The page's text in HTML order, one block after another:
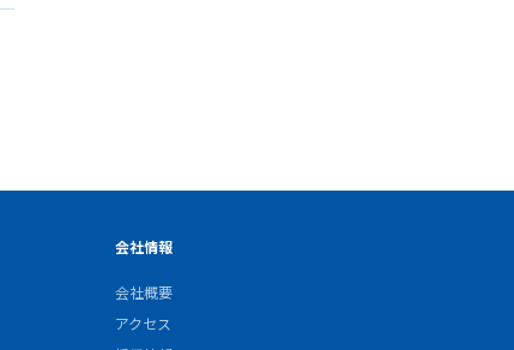
会社情報
会社概要
アクセス